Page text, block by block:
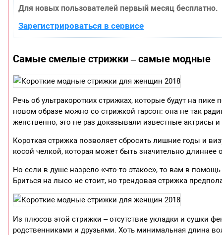
Для новых пользователей первый месяц бесплатно.
Зарегистрироваться в сервисе
Самые смелые стрижки – самые модные
Речь об ультракоротких стрижках, которые будут на
новом образе можно со стрижкой гарсон: она не так
женственно, это не раз доказывали известные актрисы
Короткая стрижка позволяет сбросить лишние годы и
косой челкой, которая может быть значительно длиннее
Но если в душе назрело «что-то этакое», то вам в
Бриться на лысо не стоит, но трендовая стрижка
Из плюсов этой стрижки – отсутствие укладки и сушки
родственниками и друзьями. Хоть минимальная длина